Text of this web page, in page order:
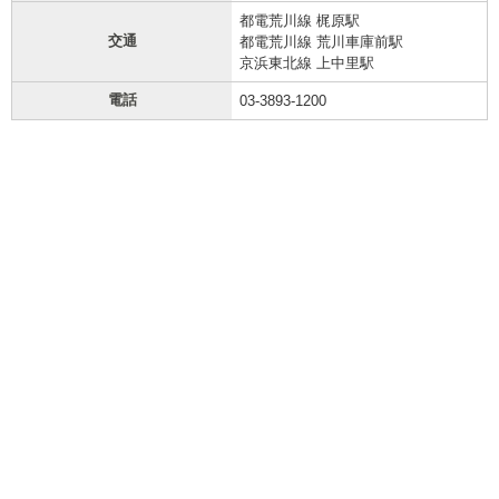
交通
都電荒川線 梶原駅
都電荒川線 荒川車庫前駅
京浜東北線 上中里駅
電話 03-3893-1200